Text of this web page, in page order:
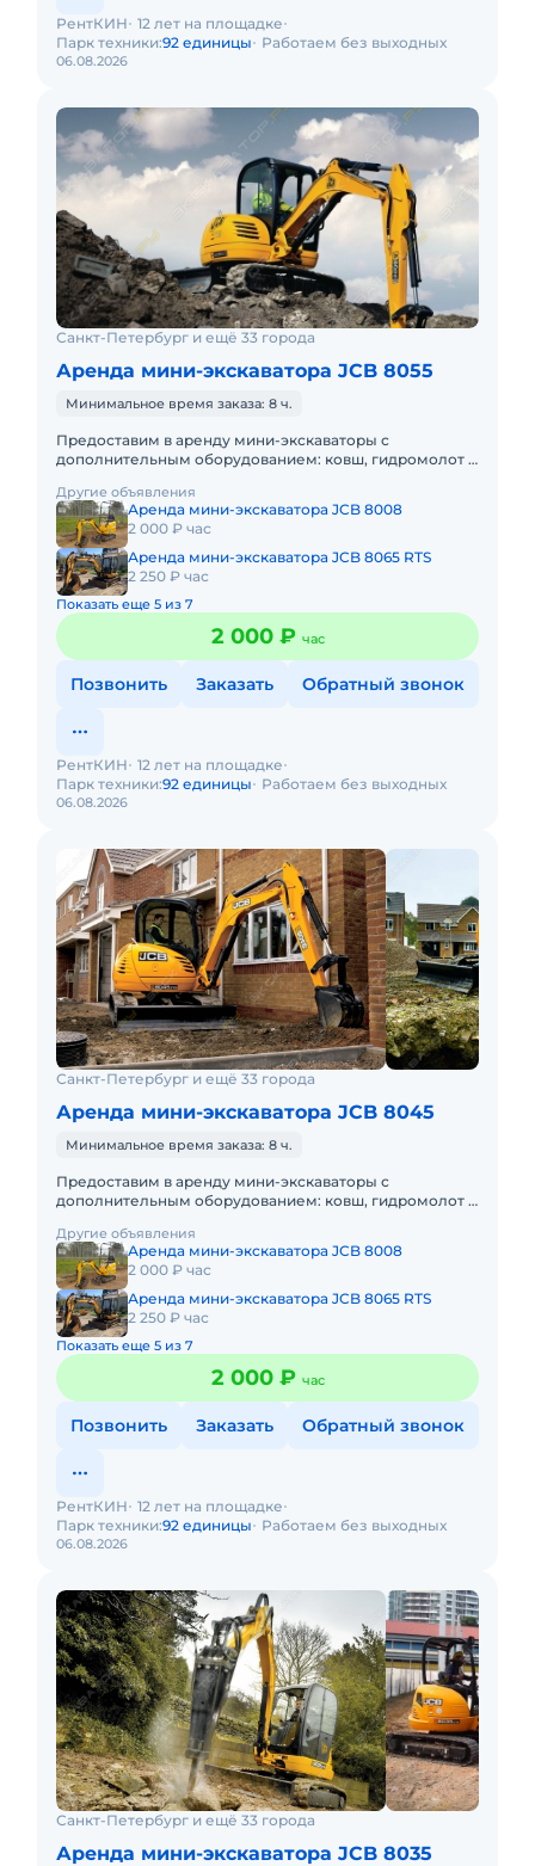
06.08.2026
РентКИН 12 лет на площадке
Парк техники:92 единицы Работаем без выходных
Санкт-Петербург и ещё 33 города
Аренда мини-экскаватора JCB 8055
Минимальное время заказа: 8 ч.
Предоставим в аренду мини-экскаваторы с
дополнительным оборудованием: ковш, гидромолот и
часов работы + 1 час
Другие объявления
Аренда мини-экскаватора JCB 8008
2 000 ₽ час
Аренда мини-экскаватора JCB 8065 RTS
2 250 ₽ час
Показать еще 5 из 7
2 000 ₽ час
Позвонить Заказать Обратный звонок
06.08.2026
РентКИН 12 лет на площадке
Парк техники:92 единицы Работаем без выходных
Санкт-Петербург и ещё 33 города
Аренда мини-экскаватора JCB 8045
Минимальное время заказа: 8 ч.
Предоставим в аренду мини-экскаваторы с
дополнительным оборудованием: ковш, гидромолот и
доставка эвакуаторо
Другие объявления
Аренда мини-экскаватора JCB 8008
2 000 ₽ час
Аренда мини-экскаватора JCB 8065 RTS
2 250 ₽ час
Показать еще 5 из 7
2 000 ₽ час
Позвонить Заказать Обратный звонок
06.08.2026
РентКИН 12 лет на площадке
Парк техники:92 единицы Работаем без выходных
Санкт-Петербург и ещё 33 города
Аренда мини-экскаватора JCB 8035